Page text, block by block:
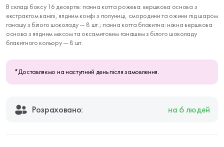
В складі боксу 16 десертів: панна котта рожева: вершкова основа з
екстрактом ванілі, ягідним конфі з полуниці, смородини та ожини під шаром
ганашу з білого шоколаду — 8 шт.; панна котта блакитна: ніжна вершкова
основа з ягідним міксом та оксамитовим ганашем з білого шоколаду
блакитного кольору — 8 шт.
*Доставляємо на наступний день після замовлення.
Розраховано: на 6 людей